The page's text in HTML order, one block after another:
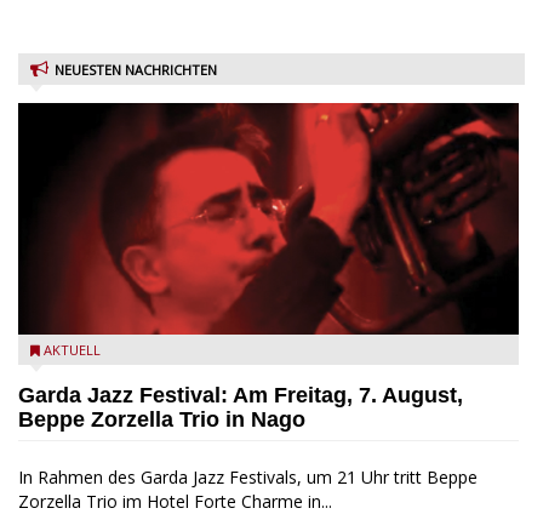
NEUESTEN NACHRICHTEN
Beppe Zorzella Trio zu Gast beim Garda Jazz Festival
AKTUELL
Garda Jazz Festival: Am Freitag, 7. August,
Beppe Zorzella Trio in Nago
In Rahmen des Garda Jazz Festivals, um 21 Uhr tritt Beppe
Zorzella Trio im Hotel Forte Charme in...